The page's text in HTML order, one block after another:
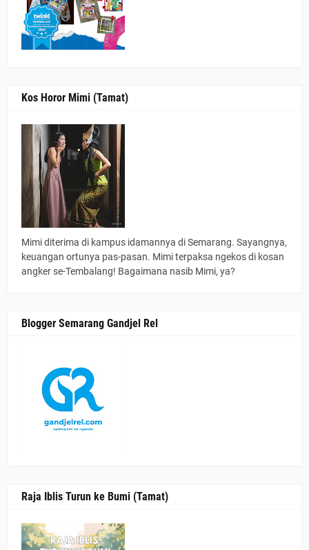
Kos Horor Mimi (Tamat)
Mimi diterima di kampus idamannya di Semarang. Sayangnya,
keuangan ortunya pas-pasan. Mimi terpaksa ngekos di kosan
angker se-Tembalang! Bagaimana nasib Mimi, ya?
Blogger Semarang Gandjel Rel
Raja Iblis Turun ke Bumi (Tamat)